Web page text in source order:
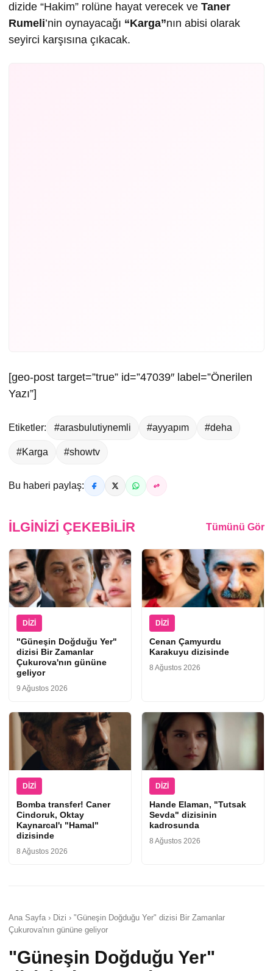
dizide “Hakim” rolüne hayat verecek ve Taner
Rumeli’nin oynayacağı “Karga”nın abisi olarak
seyirci karşısına çıkacak.
[geo-post target=”true” id=”47039″ label=”Önerilen
Yazı”]
Etiketler: #arasbulutiynemli #ayyapım #deha
#Karga #showtv
Bu haberi paylaş:
İLGINIZI ÇEKEBILIR Tümünü Gör
DIZI
"Güneşin Doğduğu Yer"
dizisi Bir Zamanlar
Çukurova'nın gününe
geliyor
9 Ağustos 2026
DIZI
Cenan Çamyurdu
Karakuyu dizisinde
8 Ağustos 2026
DIZI
Bomba transfer! Caner
Cindoruk, Oktay
Kaynarcal'ı "Hamal"
dizisinde
8 Ağustos 2026
DIZI
Hande Elaman, "Tutsak
Sevda" dizisinin
kadrosunda
8 Ağustos 2026
Ana Sayfa › Dizi › "Güneşin Doğduğu Yer" dizisi Bir Zamanlar
Çukurova'nın gününe geliyor
"Güneşin Doğduğu Yer"